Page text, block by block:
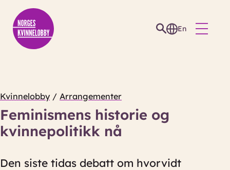
En
Kvinnelobby/ Arrangementer
Feminismens historie og
kvinnepolitikk nå
Den siste tidas debatt om hvorvidt